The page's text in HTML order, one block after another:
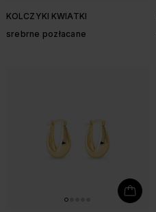
KOLCZYKI KWIATKI
srebrne pozłacane